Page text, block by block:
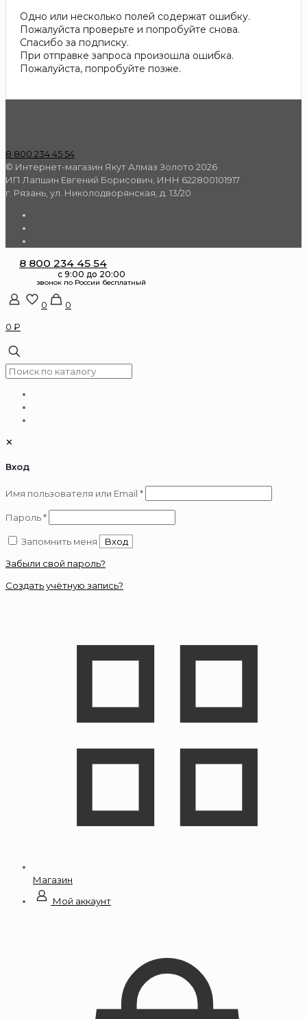
Одно или несколько полей содержат ошибку.
Пожалуйста проверьте и попробуйте снова.
Спасибо за подписку.
При отправке запроса произошла ошибка.
Пожалуйста, попробуйте позже.
8 800 234 45 54
© Интернет-магазин Якут Алмаз Золото 2026
ИП Лапшин Евгений Борисович, ИНН 622800101917
г. Рязань, ул. Николодворянская, д. 13/20
8 800 234 45 54
0
0
0 ₽
✕
Вход
Имя пользователя или Email *Обязательно
Пароль*Обязательно
Запомнить меня
Вход
Забыли свой пароль?
Создать учётную запись?
Магазин
Мой аккаунт